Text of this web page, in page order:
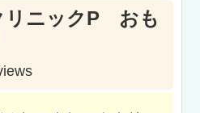
リニックP おも